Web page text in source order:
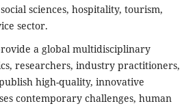
sciences, hospitality, tourism,
sector.
a global multidisciplinary
researchers, industry practitioners,
high-quality, innovative
contemporary challenges, human